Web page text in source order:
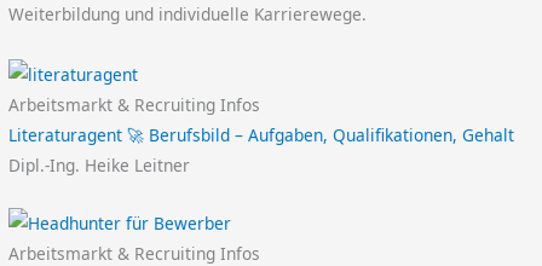
Weiterbildung und individuelle Karrierewege.
Arbeitsmarkt & Recruiting Infos
Literaturagent 🚀 Berufsbild – Aufgaben, Qualifikationen, Gehalt
Dipl.-Ing. Heike Leitner
Arbeitsmarkt & Recruiting Infos